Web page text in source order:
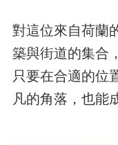
對這位來自荷蘭
築與街道的集合
只要在合適的位
凡的角落，也能